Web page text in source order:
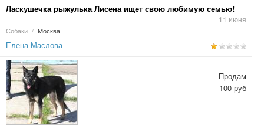
Ласкушечка рыжулька Лисена ищет свою любимую семью!
11 июня
Собаки / Москва
Елена Маслова
Продам
100 руб